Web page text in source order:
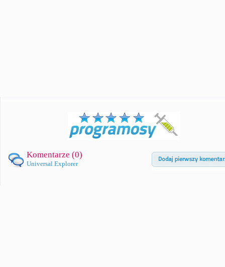
Komentarze (0)
Universal Explorer